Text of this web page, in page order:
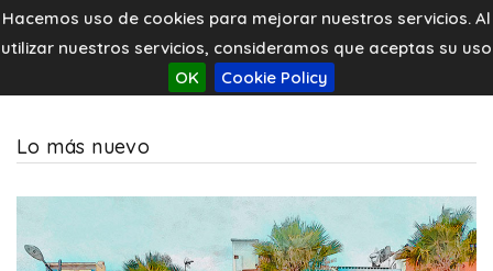
Hacemos uso de cookies para mejorar nuestros servicios. Al
utilizar nuestros servicios, consideramos que aceptas su uso
OK
Cookie Policy
Lo más nuevo